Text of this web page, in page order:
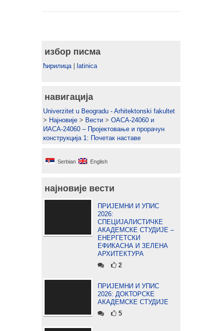
избор писма
ћирилица| latinica
навигација
Univerzitet u Beogradu - Arhitektonski fakultet
> Најновије > Вести > ОАСА-24060 и
ИАСА-24060 – Пројектовање и прорачун
конструкција 1: Почетак наставе
Serbian English
најновије вести
ПРИЈЕМНИ И УПИС
2026:
СПЕЦИЈАЛИСТИЧКЕ
АКАДЕМСКЕ СТУДИЈЕ –
ЕНЕРГЕТСКИ
ЕФИКАСНА И ЗЕЛЕНА
АРХИТЕКТУРА
2
ПРИЈЕМНИ И УПИС
2026: ДОКТОРСКЕ
АКАДЕМСКЕ СТУДИЈЕ
5